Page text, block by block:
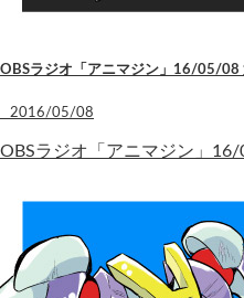
OBSラジオ「アニマジン」16/05/08
2016/05/08
OBSラジオ「アニマジン」